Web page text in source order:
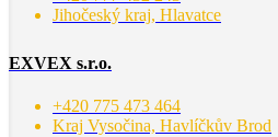
Jihočeský kraj, Hlavatce
EXVEX s.r.o.
+420 775 473 464
Kraj Vysočina, Havlíčkův Brod